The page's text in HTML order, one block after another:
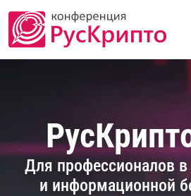
Для профессионалов
и информационной